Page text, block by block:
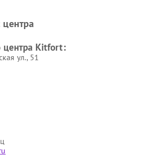
Kitfort
Kitfort
центра Kitfort:
ул., 51